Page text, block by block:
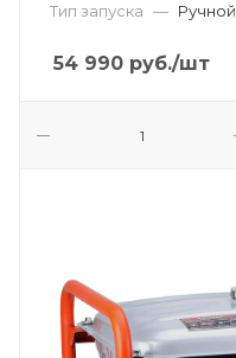
Тип запуска — Ручной
54 990 руб./шт